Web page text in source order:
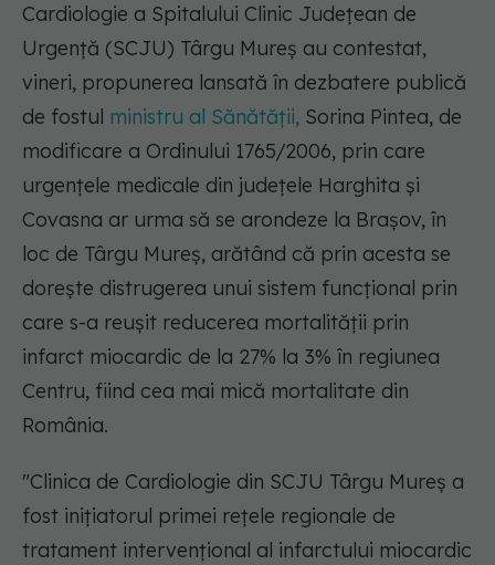
Cardiologie a Spitalului Clinic Judeţean de
Urgenţă (SCJU) Târgu Mureş au contestat,
vineri, propunerea lansată în dezbatere publică
de fostul ministru al Sănătăţii, Sorina Pintea, de
modificare a Ordinului 1765/2006, prin care
urgenţele medicale din judeţele Harghita şi
Covasna ar urma să se arondeze la Braşov, în
loc de Târgu Mureş, arătând că prin acesta se
doreşte distrugerea unui sistem funcţional prin
care s-a reuşit reducerea mortalităţii prin
infarct miocardic de la 27% la 3% în regiunea
Centru, fiind cea mai mică mortalitate din
România.
"Clinica de Cardiologie din SCJU Târgu Mureş a
fost iniţiatorul primei reţele regionale de
tratament intervenţional al infarctului miocardic